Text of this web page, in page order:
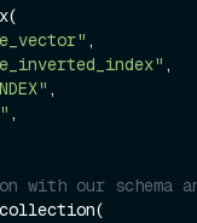
,
,
,
,
with our schema